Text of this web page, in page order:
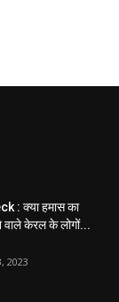
: क्या हमास का
वाले केरल के लोगों...
2023